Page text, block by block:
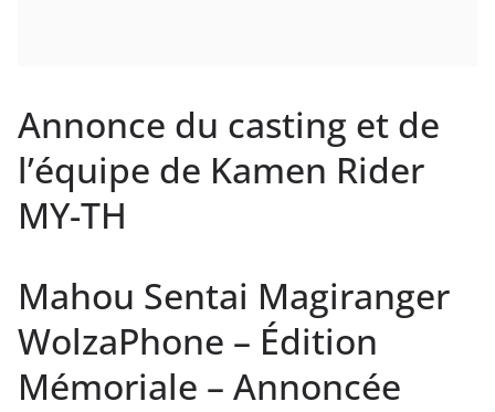
Annonce du casting et de
l’équipe de Kamen Rider
MY-TH
Mahou Sentai Magiranger
WolzaPhone – Édition
Mémoriale – Annoncée